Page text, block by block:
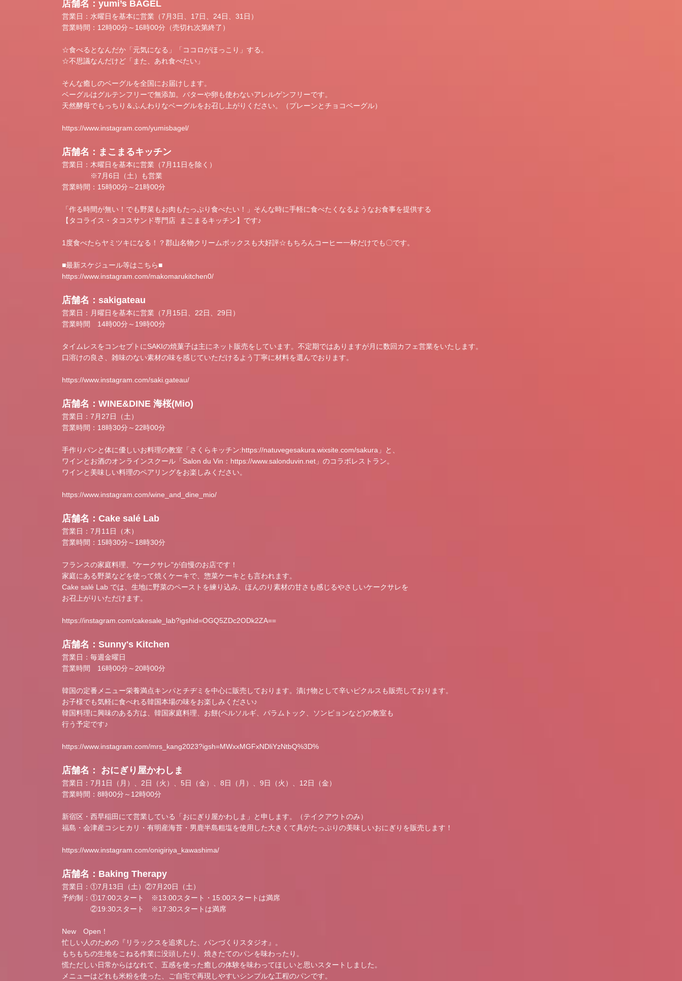
店舗名：yumi’s BAGEL
営業日：水曜日を基本に営業（7月3日、17日、24日、31日）
営業時間：12時00分～16時00分（売切れ次第終了）
☆食べるとなんだか「元気になる」「ココロがほっこり」する。
☆不思議なんだけど「また、あれ食べたい」
そんな癒しのベーグルを全国にお届けします。
ベーグルはグルテンフリーで無添加。バターや卵も使わないアレルゲンフリーです。
天然酵母でもっちり＆ふんわりなベーグルをお召し上がりください。（プレーンとチョコベーグル）
https://www.instagram.com/yumisbagel/
店舗名：まこまるキッチン
営業日：木曜日を基本に営業（7月11日を除く）
※7月6日（土）も営業
営業時間：15時00分～21時00分
「作る時間が無い！でも野菜もお肉もたっぷり食べたい！」そんな時に手軽に食べたくなるようなお食事を提供する
【タコライス・タコスサンド専門店 まこまるキッチン】です♪
1度食べたらヤミツキになる！？郡山名物クリームボックスも大好評☆もちろんコーヒー一杯だけでも〇です。
■最新スケジュール等はこちら■
https://www.instagram.com/makomarukitchen0/
店舗名：sakigateau
営業日：月曜日を基本に営業（7月15日、22日、29日）
営業時間 14時00分～19時00分
タイムレスをコンセプトにSAKIの焼菓子は主にネット販売をしています。不定期ではありますが月に数回カフェ営業をいたします。
口溶けの良さ、雑味のない素材の味を感じていただけるよう丁寧に材料を選んでおります。
https://www.instagram.com/saki.gateau/
店舗名：WINE&DINE 海桜(Mio)
営業日：7月27日（土）
営業時間：18時30分～22時00分
手作りパンと体に優しいお料理の教室「さくらキッチン:https://natuvegesakura.wixsite.com/sakura 」と、
ワインとお酒のオンラインスクール「Salon du Vin： https://www.salonduvin.net 」のコラボレストラン。
ワインと美味しい料理のペアリングをお楽しみください。
https://www.instagram.com/wine_and_dine_mio/
店舗名：Cake salé Lab
営業日：7月11日（木）
営業時間：15時30分～18時30分
フランスの家庭料理、"ケークサレ"が自慢のお店です！
家庭にある野菜などを使って焼くケーキで、惣菜ケーキとも言われます。
Cake salé Lab では、生地に野菜のペーストを練り込み、ほんのり素材の甘さも感じるやさしいケークサレを
お召上がりいただけます。
https://instagram.com/cakesale_lab?igshid=OGQ5ZDc2ODk2ZA==
店舗名：Sunny's Kitchen
営業日：毎週金曜日
営業時間 16時00分～20時00分
韓国の定番メニュー栄養満点キンパとチヂミを中心に販売しております。漬け物として辛いピクルスも販売しております。
お子様でも気軽に食べれる韓国本場の味をお楽しみください♪
韓国料理に興味のある方は、韓国家庭料理、お餅(ペルソルギ、パラムトック、ソンピョンなど)の教室も
行う予定です♪
https://www.instagram.com/mrs_kang2023?igsh=MWxxMGFxNDliYzNtbQ%3D%
店舗名： おにぎり屋かわしま
営業日：7月1日（月）、2日（火）、5日（金）、8日（月）、9日（火）、12日（金）
営業時間：8時00分～12時00分
新宿区・西早稲田にて営業している「おにぎり屋かわしま」と申します。（テイクアウトのみ）
福島・会津産コシヒカリ・有明産海苔・男鹿半島粗塩を使用した大きくて具がたっぷりの美味しいおにぎりを販売します！
https://www.instagram.com/onigiriya_kawashima/
店舗名：Baking Therapy
営業日：①7月13日（土）②7月20日（土）
予約制：①17:00スタート ※13:00スタート・15:00スタートは満席
②19:30スタート ※17:30スタートは満席
New Open！
忙しい人のための『リラックスを追求した、パンづくりスタジオ』。
もちもちの生地をこねる作業に没頭したり、焼きたてのパンを味わったり。
慌ただしい日常からはなれて、五感を使った癒しの体験を味わってほしいと思いスタートしました。
メニューはどれも米粉を使った、ご自宅で再現しやすいシンプルな工程のパンです。